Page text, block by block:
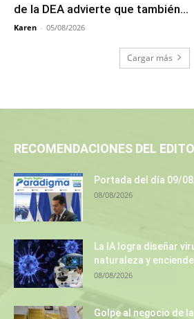
de la DEA advierte que también...
Karen - 05/08/2026
Cargar más
RECOMENDACIONES DEL
Portada del día 09/
08/08/2026
La IA logra diseñar
naturaleza y
08/08/2026
Golpe al negocio de